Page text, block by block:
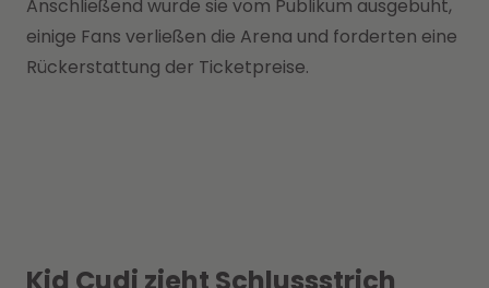
Anschließend wurde sie vom Publikum ausgebuht,
einige Fans verließen die Arena und forderten eine
Rückerstattung der Ticketpreise.